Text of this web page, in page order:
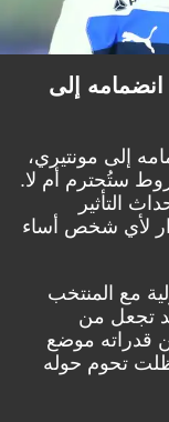
إلى
إلى مونتيري،
ستُحترم أم لا.
التأثير
لأي شخص أساء
خاض 30 مباراة دولية مع المنتخب
تجعل من
قدراته موضع
تحوم حوله